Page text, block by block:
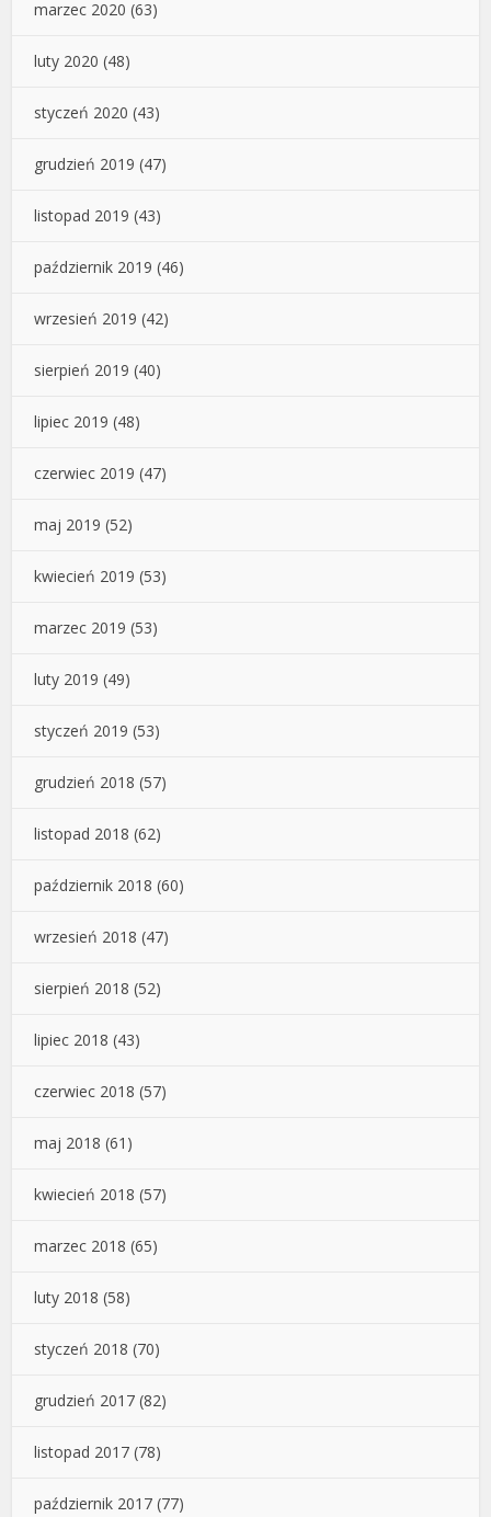
marzec 2020 (63)
luty 2020 (48)
styczeń 2020 (43)
grudzień 2019 (47)
listopad 2019 (43)
październik 2019 (46)
wrzesień 2019 (42)
sierpień 2019 (40)
lipiec 2019 (48)
czerwiec 2019 (47)
maj 2019 (52)
kwiecień 2019 (53)
marzec 2019 (53)
luty 2019 (49)
styczeń 2019 (53)
grudzień 2018 (57)
listopad 2018 (62)
październik 2018 (60)
wrzesień 2018 (47)
sierpień 2018 (52)
lipiec 2018 (43)
czerwiec 2018 (57)
maj 2018 (61)
kwiecień 2018 (57)
marzec 2018 (65)
luty 2018 (58)
styczeń 2018 (70)
grudzień 2017 (82)
listopad 2017 (78)
październik 2017 (77)